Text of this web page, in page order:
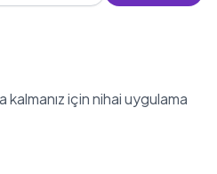
kalmanız için nihai uygulama